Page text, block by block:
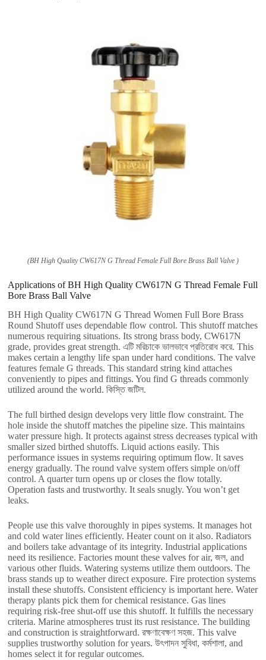
(BH High Quality CW617N G Thread Female Full Bore Brass Ball Valve)
Applications of BH High Quality CW617N G Thread Female Full
Bore Brass Ball Valve
BH High Quality CW617N G Thread Women Full Bore Brass
Round Shutoff uses dependable flow control.This shutoff matches
numerous requiring situations.Its strong brass body,CW617N
grade,provides great strength. এটি মরিচাকে ভালভাবে প্রতিরোধ করে.This
makes certain a lengthy life span under hard conditions.The valve
features female G threads.This standard string kind attaches
conveniently to pipes and fittings.You find G threads commonly
utilized around the world. কিস্তি জটিল.
The full birthed design develops very little flow constraint.The
hole inside the shutoff matches the pipeline size.This maintains
water pressure high.It protects against stress decreases typical with
smaller sized birthed shutoffs.Liquid actions easily.This
performance issues in systems requiring optimum flow.It saves
energy gradually.The round valve system offers simple on/off
control.A quarter turn opens up or closes the flow totally.
Operation fasts and trustworthy.It seals snugly.You won’t get
leaks.
People use this valve thoroughly in pipes systems.It manages hot
and cold water lines efficiently.Heater count on it also.Radiators
and boilers take advantage of its integrity.Industrial applications
need its resilience.Factories mount these valves for air, জল,and
various other fluids.Watering systems utilize them outdoors.The
brass stands up to weather direct exposure.Fire protection systems
install these shutoffs.Consistent efficiency is important here.Water
therapy plants pick them for chemical resistance.Gas lines
requiring risk-free shut-off use this shutoff.It fulfills the necessary
criteria.Marine atmospheres trust its rust resistance.The building
and construction is straightforward. রক্ষণাবেক্ষণ সহজ.This valve
supplies trustworthy solution for years. উৎপাদন সুবিধা, কর্মশালা,and
homes select it for regular outcomes.